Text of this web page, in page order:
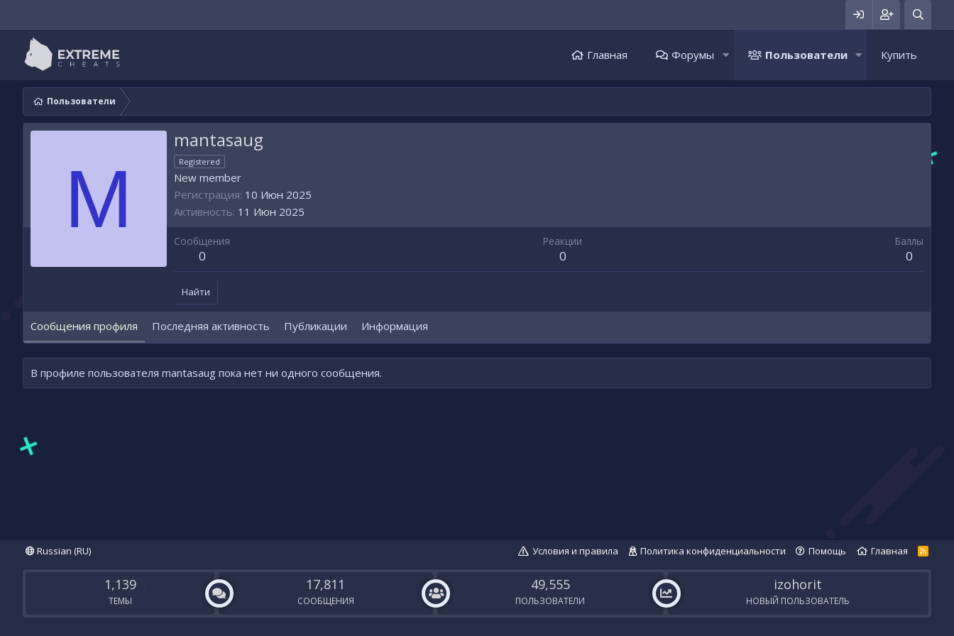
Главная Форумы Пользователи Купить
Пользователи
M
mantasaug
Registered
New member
Регистрация 10 Июн 2025
Активность 11 Июн 2025
Сообщения
0
Реакции
0
Баллы
0
Найти
Сообщения профиля Последняя активность Публикации Информация
В профиле пользователя mantasaug пока нет ни одного сообщения.
Russian (RU) Условия и правила Политика конфиденциальности Помощь Главная
R
S
1,139
ТЕМЫ
17,811
СООБЩЕНИЯ
49,555
ПОЛЬЗОВАТЕЛИ
izohorit
НОВЫЙ ПОЛЬЗОВАТЕЛЬ